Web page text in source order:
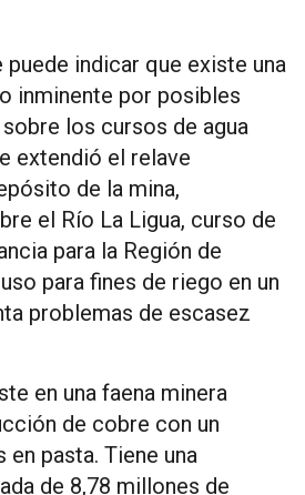
puede indicar que existe una
inminente por posibles
los cursos de agua
extendió el relave
de la mina,
el Río La Ligua, curso de
para la Región de
para fines de riego en un
problemas de escasez
en una faena minera
de cobre con un
pasta. Tiene una
de 8,78 millones de